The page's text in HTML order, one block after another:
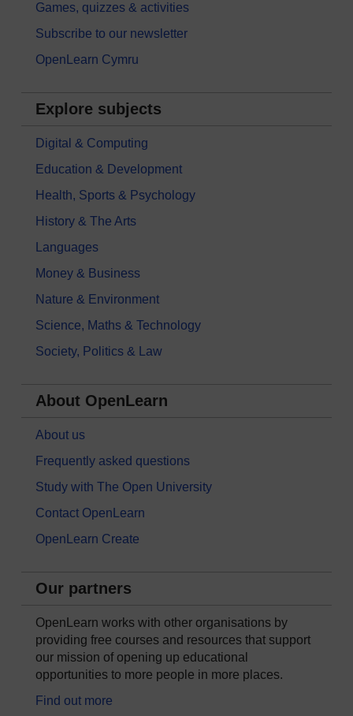
Games, quizzes & activities
Subscribe to our newsletter
OpenLearn Cymru
Explore subjects
Digital & Computing
Education & Development
Health, Sports & Psychology
History & The Arts
Languages
Money & Business
Nature & Environment
Science, Maths & Technology
Society, Politics & Law
About OpenLearn
About us
Frequently asked questions
Study with The Open University
Contact OpenLearn
OpenLearn Create
Our partners
OpenLearn works with other organisations by
providing free courses and resources that support
our mission of opening up educational
opportunities to more people in more places.
Find out more